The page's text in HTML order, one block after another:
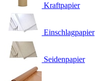
Kraftpapier
Einschlagpapier
Seidenpapier